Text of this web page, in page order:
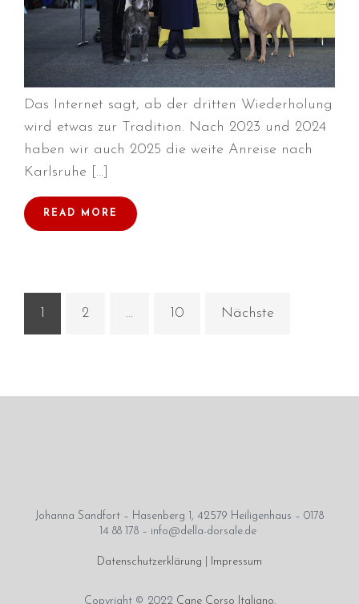
März 2018
Februar 2018
Januar 2018
November 2017
Oktober 2017
September 2017
August 2017
Oktober 2015
April 2015
Dezember 2014
September 2014
Das Internet sagt, ab der dritten Wiederholung
wird etwas zur Tradition. Nach 2023 und 2024
haben wir auch 2025 die weite Anreise nach
Karlsruhe […]
READ MORE
1 2 … 10 Nächste
Johanna Sandfort – Hasenberg 1, 42579 Heiligenhaus – 0178
14 88 178 – info@della-dorsale.de
Datenschutzerklärung Impressum
Copyright © 2022 Cane Corso Italiano.